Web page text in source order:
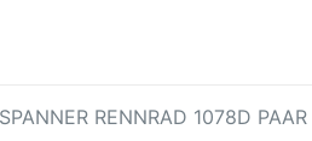
RENNRAD 1078D PAAR